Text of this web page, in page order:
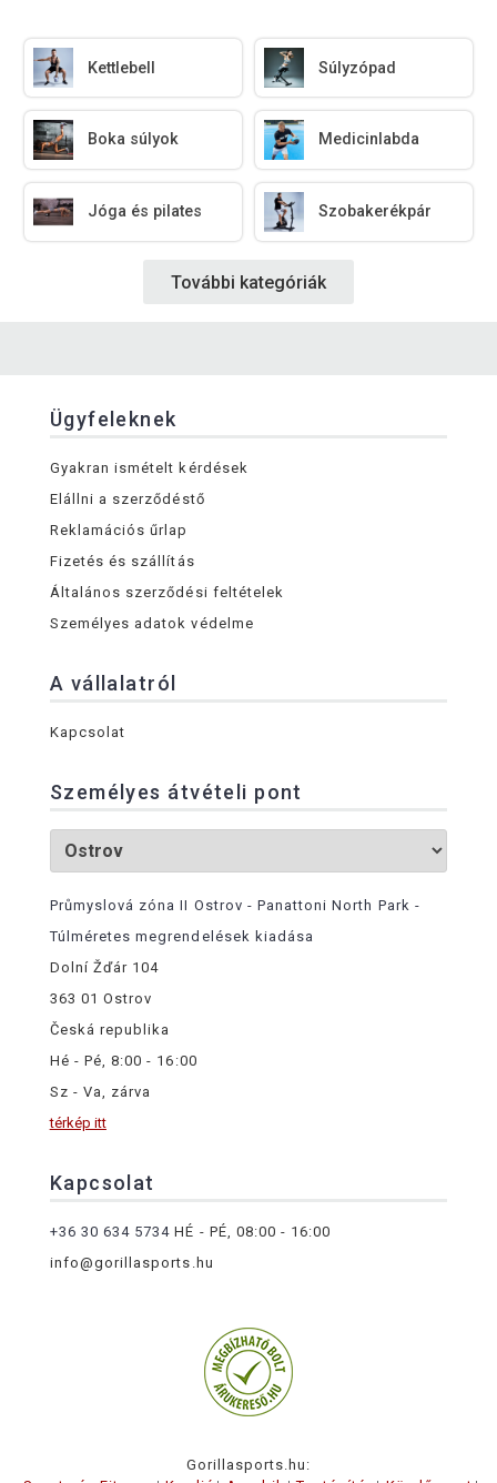
Kettlebell Súlyzópad
Boka súlyok Medicinlabda
Jóga és pilates Szobakerékpár
További kategóriák
Ügyfeleknek
Gyakran ismételt kérdések
Elállni a szerződéstő
Reklamációs űrlap
Fizetés és szállítás
Általános szerződési feltételek
Személyes adatok védelme
A vállalatról
Kapcsolat
Személyes átvételi pont
Průmyslová zóna II Ostrov - Panattoni North Park -
Túlméretes megrendelések kiadása
Dolní Žďár 104
363 01 Ostrov
Česká republika
Hé - Pé, 8:00 - 16:00
Sz - Va, zárva
térkép itt
Kapcsolat
+36 30 634 5734 HÉ - PÉ, 08:00 - 16:00
info@gorillasports.hu
Gorillasports.hu: